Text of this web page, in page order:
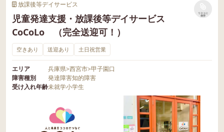
放課後等デイサービス
児童発達支援・放課後等デイサービス
CoCoLo （完全送迎可！）
リストに
保存
空きあり 送迎あり 土日祝営業
エリア 兵庫県>西宮市>甲子園口
障害種別
発達障害知的障害
受け入れ年齢未就学小学生